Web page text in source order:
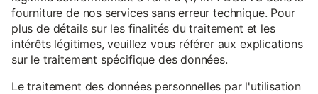
fourniture de nos services sans erreur technique. Pour
plus de détails sur les finalités du traitement et les
intérêts légitimes, veuillez vous référer aux explications
sur le traitement spécifique des données.
Le traitement des données personnelles par l'utilisation